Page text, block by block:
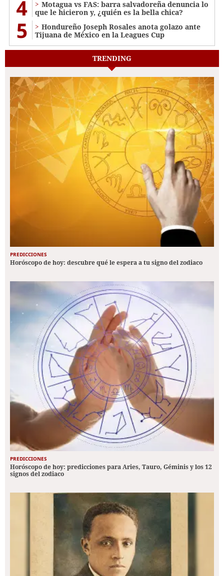
4
Motagua vs FAS: barra salvadoreña denuncia lo
que le hicieron y, ¿quién es la bella chica?
5
Hondureño Joseph Rosales anota golazo ante
Tijuana de México en la Leagues Cup
TRENDING
PREDICCIONES
Horóscopo de hoy: descubre qué le espera a tu signo del zodiaco
PREDICCIONES
Horóscopo de hoy: predicciones para Aries, Tauro, Géminis y los 12
signos del zodiaco